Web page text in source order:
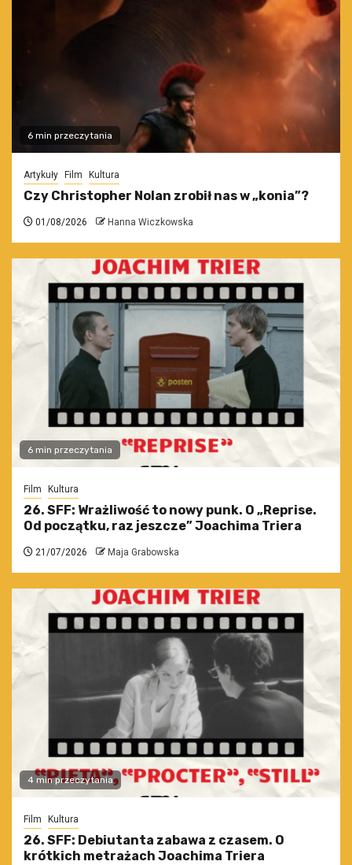
6 min przeczytania
Artykuły Film Kultura
Czy Christopher Nolan zrobił nas w „konia”?
01/08/2026 Hanna Wiczkowska
6 min przeczytania
Film Kultura
26. SFF: Wrażliwość to nowy punk. O „Reprise.
Od początku, raz jeszcze” Joachima Triera
21/07/2026 Maja Grabowska
4 min przeczytania
Film Kultura
26. SFF: Debiutanta zabawa z czasem. O
krótkich metrażach Joachima Triera